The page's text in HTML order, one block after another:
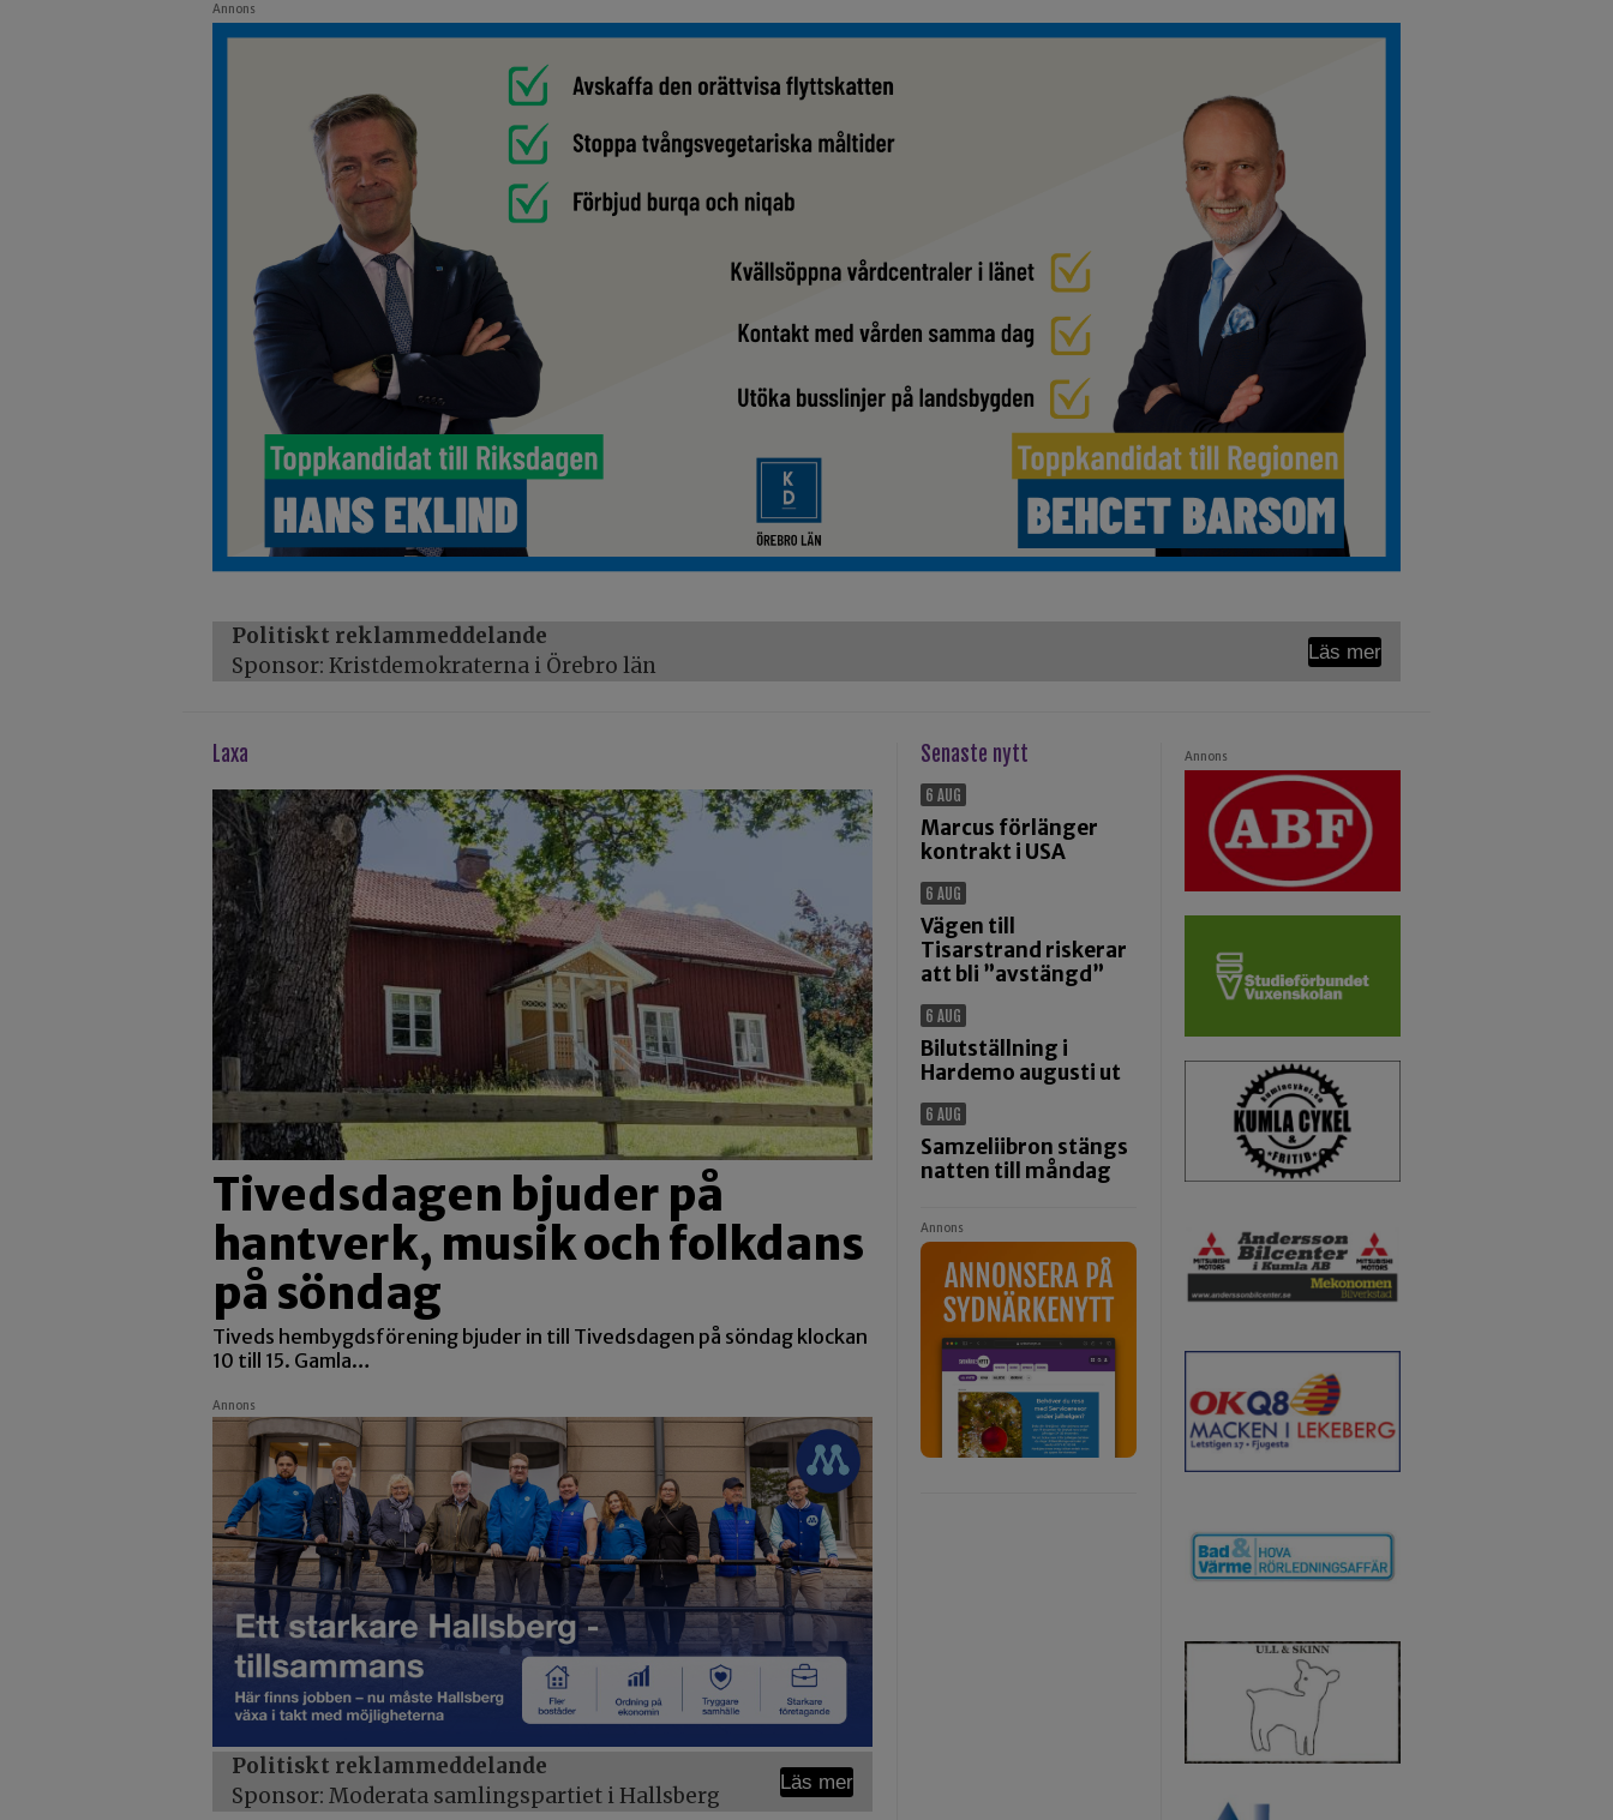
Annons
Politiskt reklammeddelande
Sponsor: Kristdemokraterna i Örebro län
Läs mer
laxa
Tivedsdagen bjuder på
hantverk, musik och folkdans
på söndag
Tiveds hembygdsförening bjuder in till Tivedsdagen på söndag klockan
10 till 15. Gamla…
Annons
Politiskt reklammeddelande
Sponsor: Moderata samlingspartiet i Hallsberg
Läs mer
Senaste nytt
6 AUG
Marcus förlänger
kontrakt i USA
6 AUG
Vägen till
Tisarstrand riskerar
att bli ”avstängd”
6 AUG
Bilutställning i
Hardemo augusti ut
6 AUG
Samzeliibron stängs
natten till måndag
Annons
Annons